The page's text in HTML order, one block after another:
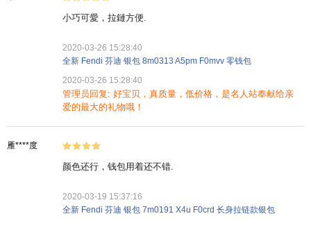
小巧可愛，拉鏈方便.
2020-03-26 15:28:40
全新 Fendi 芬迪 银包 8m0313 A5pm F0mvv 零钱包
2020-03-26 15:28:40
管理员回复: 好宝贝，真质量，低价格，是名人站奉献给亲
爱的最大的礼物哦！
雁****度
颜色还行，钱包用着还不错.
2020-03-19 15:37:16
全新 Fendi 芬迪 银包 7m0191 X4u F0crd 长身拉链款银包